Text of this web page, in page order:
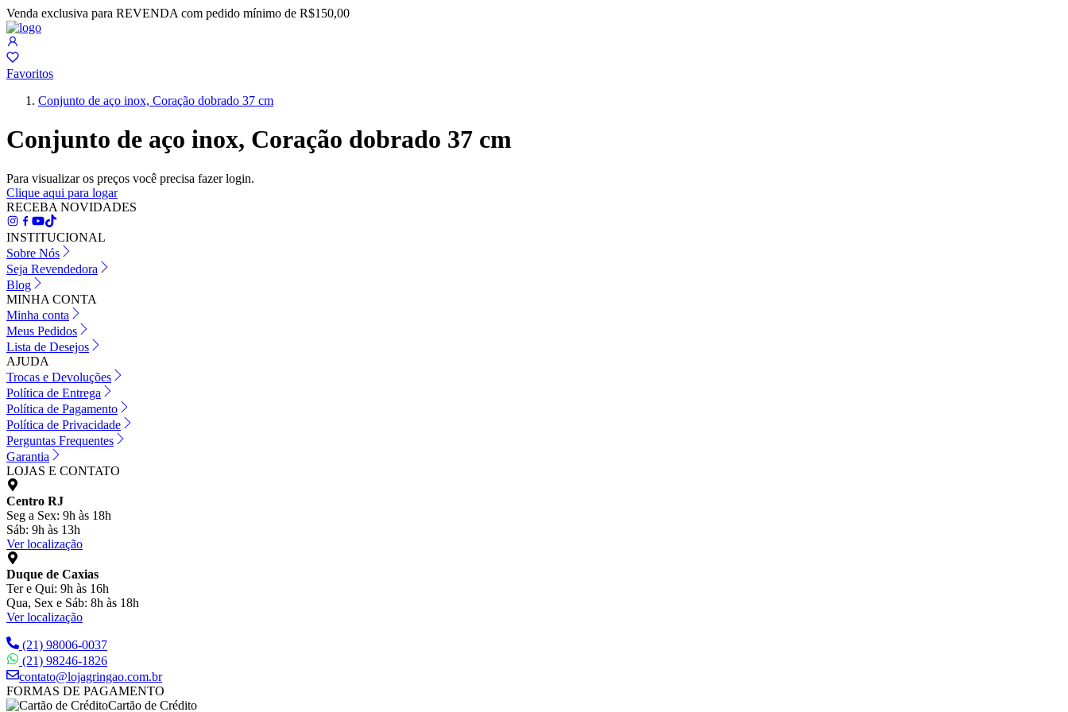
Venda exclusiva para REVENDA com pedido mínimo de R$150,00
Favoritos
Conjunto de aço inox, Coração dobrado 37 cm
Conjunto de aço inox, Coração dobrado 37 cm
Para visualizar os preços você precisa fazer login.
Clique aqui para logar
RECEBA NOVIDADES
INSTITUCIONAL
Sobre Nós
Seja Revendedora
Blog
MINHA CONTA
Minha conta
Meus Pedidos
Lista de Desejos
AJUDA
Trocas e Devoluções
Política de Entrega
Política de Pagamento
Política de Privacidade
Perguntas Frequentes
Garantia
LOJAS E CONTATO
Centro RJ
Seg a Sex: 9h às 18h
Sáb: 9h às 13h
Ver localização
Duque de Caxias
Ter e Qui: 9h às 16h
Qua, Sex e Sáb: 8h às 18h
Ver localização
(21) 98006-0037
(21) 98246-1826
contato@lojagringao.com.br
FORMAS DE PAGAMENTO
Cartão de Crédito